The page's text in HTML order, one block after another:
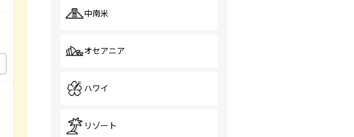
中南米
オセアニア
ハワイ
リゾート